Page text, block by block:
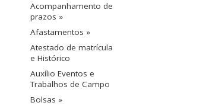
Acompanhamento de
prazos »
Afastamentos »
Atestado de matrícula
e Histórico
Auxílio Eventos e
Trabalhos de Campo
Bolsas »